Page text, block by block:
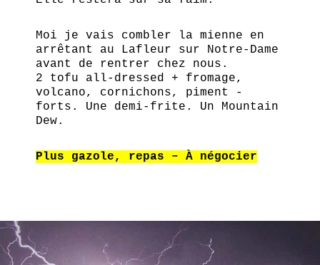
Moi je vais combler la mienne en
arrêtant au Lafleur sur Notre-Dame
avant de rentrer chez nous.
2 tofu all-dressed + fromage,
volcano, cornichons, piment -
forts. Une demi-frite. Un Mountain
Dew.
Plus gazole, repas – À négocier